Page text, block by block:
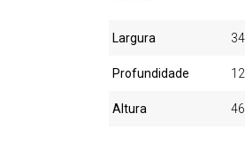
Largura
Profundidade
Altura